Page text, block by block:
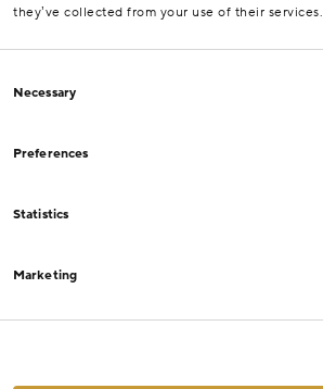
they’ve collected from your use of their services.
Selection
Necessary
Preferences
Statistics
Marketing